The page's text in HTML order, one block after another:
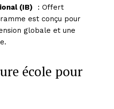
(IB) : Offert
est conçu pour
globale et une
école pour